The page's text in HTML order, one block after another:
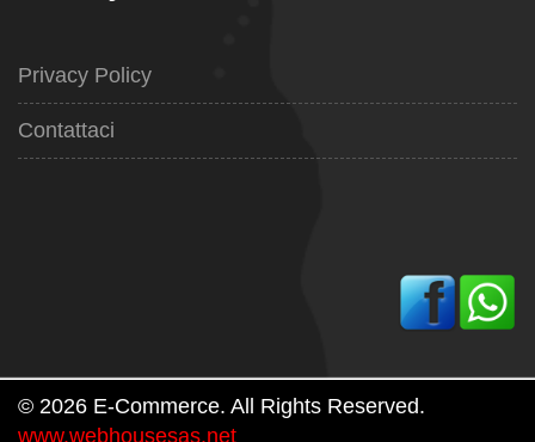
Privacy Policy
Contattaci
© 2026 E-Commerce. All Rights Reserved.
www.webhousesas.net